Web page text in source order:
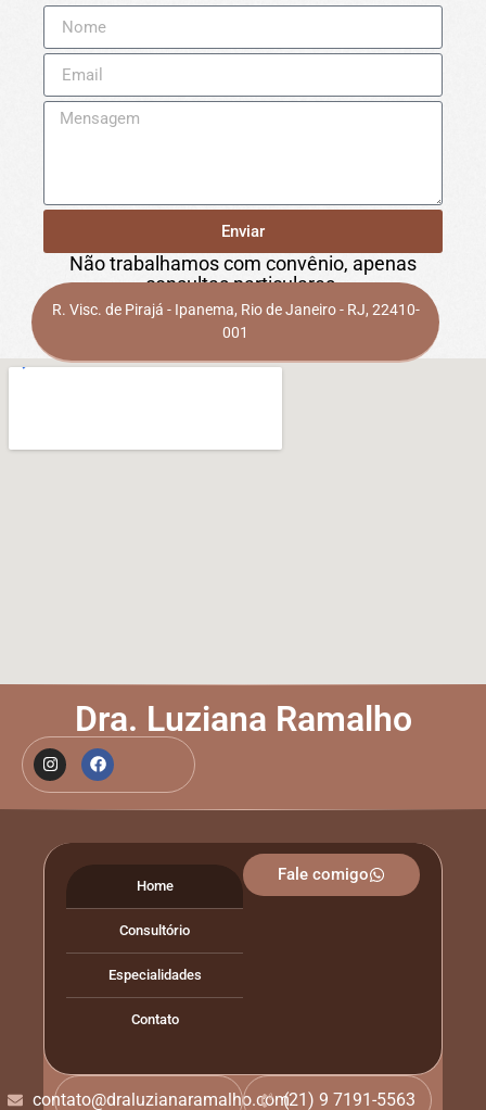
Enviar
Não trabalhamos com convênio, apenas
consultas particulares.
R. Visc. de Pirajá - Ipanema, Rio de Janeiro - RJ, 22410-
001
Dra. Luziana Ramalho
Home
Consultório
Especialidades
Contato
Fale comigo
contato@draluzianaramalho.com(21) 9 7191-5563